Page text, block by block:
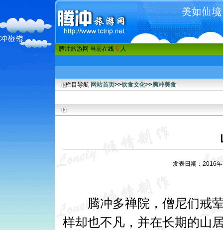
腾冲旅游网 当前在线 6 人
栏目导航 网站首页>>饮食文化>>腾冲美食
发表日期：
腾冲多禅院，僧尼们戒荤
样却也不凡，并在长期的山